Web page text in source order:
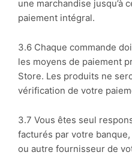
une marchandise jusqu’à
paiement intégral.
3.6 Chaque commande
les moyens de paiement
Store. Les produits ne
vérification de votre
3.7 Vous êtes seul
facturés par votre
ou autre fournisseur de